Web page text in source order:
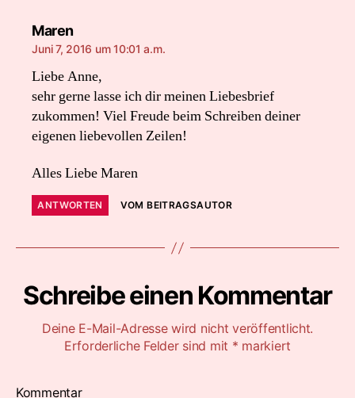
Marensagt:
Juni 7, 2016 um 10:01 a.m.
Liebe Anne,
sehr gerne lasse ich dir meinen Liebesbrief
zukommen! Viel Freude beim Schreiben deiner
eigenen liebevollen Zeilen!
Alles Liebe Maren
ANTWORTEN VOM BEITRAGSAUTOR
Schreibe einen Kommentar
Deine E-Mail-Adresse wird nicht veröffentlicht.
Erforderliche Felder sind mit * markiert
Kommentar